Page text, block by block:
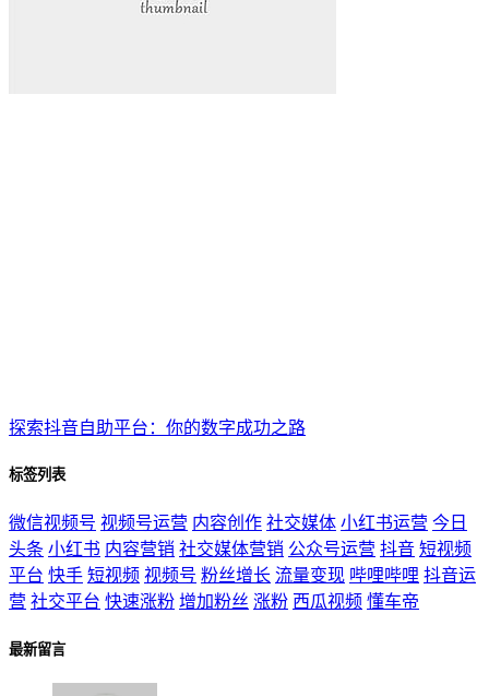
探索抖音自助平台：你的数字成功之路
标签列表
微信视频号 视频号运营 内容创作 社交媒体 小红书运营 今日
头条 小红书 内容营销 社交媒体营销 公众号运营 抖音 短视频
平台 快手 短视频 视频号 粉丝增长 流量变现 哔哩哔哩 抖音运
营 社交平台 快速涨粉 增加粉丝 涨粉 西瓜视频 懂车帝
最新留言